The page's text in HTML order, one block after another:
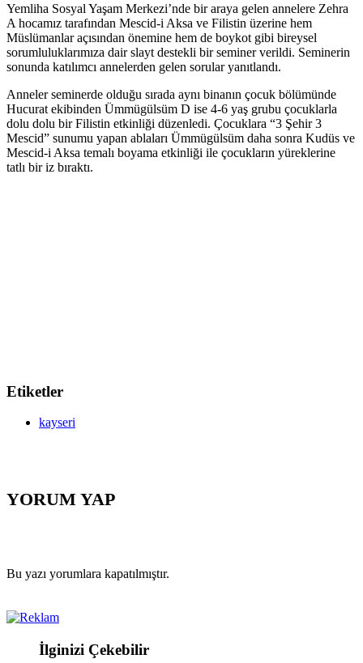
Yemliha Sosyal Yaşam Merkezi’nde bir araya gelen annelere Zehra
A hocamız tarafından Mescid-i Aksa ve Filistin üzerine hem
Müslümanlar açısından önemine hem de boykot gibi bireysel
sorumluluklarımıza dair slayt destekli bir seminer verildi. Seminerin
sonunda katılımcı annelerden gelen sorular yanıtlandı.
Anneler seminerde olduğu sırada aynı binanın çocuk bölümünde
Hucurat ekibinden Ümmügülsüm D ise 4-6 yaş grubu çocuklarla
dolu dolu bir Filistin etkinliği düzenledi. Çocuklara “3 Şehir 3
Mescid” sunumu yapan ablaları Ümmügülsüm daha sonra Kudüs ve
Mescid-i Aksa temalı boyama etkinliği ile çocukların yüreklerine
tatlı bir iz bıraktı.
Etiketler
kayseri
YORUM YAP
Bu yazı yorumlara kapatılmıştır.
İlginizi Çekebilir